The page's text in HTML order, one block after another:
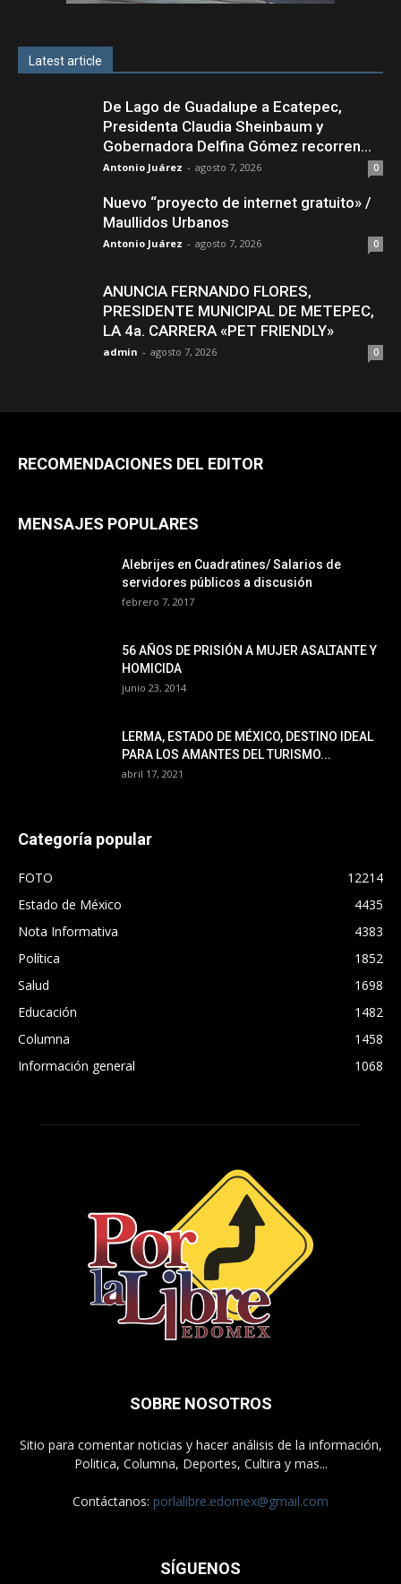
Latest article
De Lago de Guadalupe a Ecatepec,
Presidenta Claudia Sheinbaum y
Gobernadora Delfina Gómez recorren...
Antonio Juárez - agosto 7, 2026 0
Nuevo “proyecto de internet gratuito» /
Maullidos Urbanos
Antonio Juárez - agosto 7, 2026 0
ANUNCIA FERNANDO FLORES,
PRESIDENTE MUNICIPAL DE METEPEC,
LA 4a. CARRERA «PET FRIENDLY»
admin - agosto 7, 2026 0
RECOMENDACIONES DEL EDITOR
MENSAJES POPULARES
Alebrijes en Cuadratines/ Salarios de
servidores públicos a discusión
febrero 7, 2017
56 AÑOS DE PRISIÓN A MUJER ASALTANTE Y
HOMICIDA
junio 23, 2014
LERMA, ESTADO DE MÉXICO, DESTINO IDEAL
PARA LOS AMANTES DEL TURISMO...
abril 17, 2021
Categoría popular
FOTO
12214
Estado de México
4435
Nota Informativa
4383
Política
1852
Salud
1698
Educación
1482
Columna
1458
Información general
1068
SOBRE NOSOTROS
Sitio para comentar noticias y hacer análisis de la información,
Politica, Columna, Deportes, Cultira y mas...
Contáctanos: porlalibre.edomex@gmail.com
SÍGUENOS